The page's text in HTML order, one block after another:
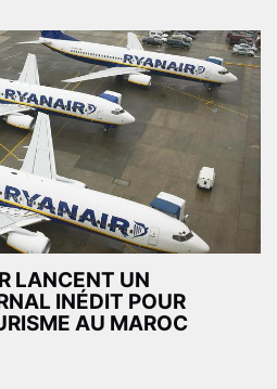
LANCENT UN
INÉDIT POUR
AU MAROC